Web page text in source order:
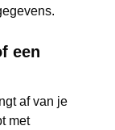
een
af van je
met